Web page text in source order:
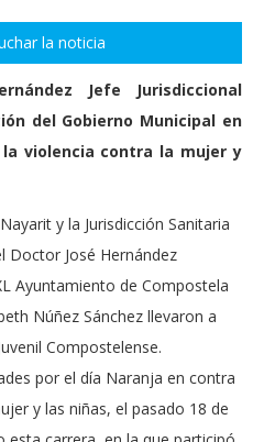
la noticia
Jefe Jurisdiccional
del Gobierno Municipal en
violencia contra la mujer y
y la Jurisdicción Sanitaria
Doctor José Hernández
Ayuntamiento de Compostela
Núñez Sánchez llevaron a
Compostelense.
por el día Naranja en contra
y las niñas, el pasado 18 de